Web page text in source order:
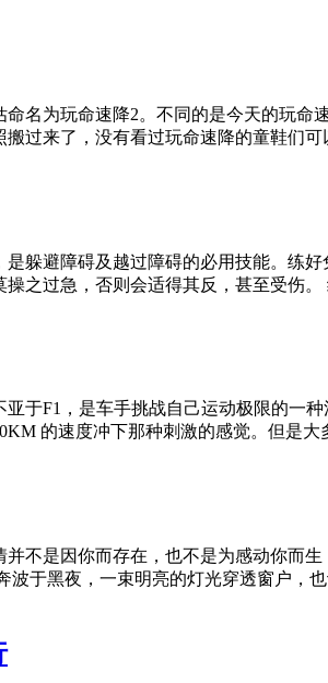
名为玩命速降2。不同的是今天的玩
过来了，没有看过玩命速降的童鞋
躲避障碍及越过障碍的必用技能。练
之过急，否则会适得其反，甚至受
于F1，是车手挑战自己运动极限的一
的速度冲下那种刺激的感觉。但
不是因你而存在，也不是为感动你而
波于黑夜，一束明亮的灯光穿透窗户